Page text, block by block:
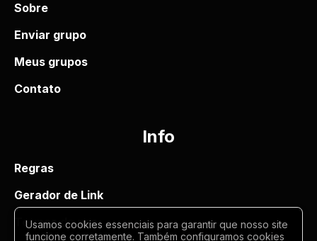
Sobre
Enviar grupo
Meus grupos
Contato
Info
Regras
Gerador de Link
Termos de uso
Usamos cookies essenciais para garantir que nosso site
funcione corretamente. Também configuramos cookies